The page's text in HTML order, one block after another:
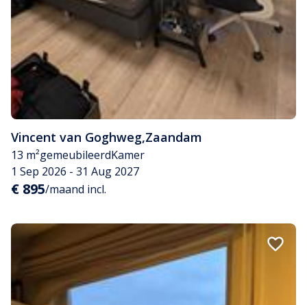
Vincent van Goghweg,Zaandam
13 m²gemeubileerdKamer
1 Sep 2026 - 31 Aug 2027
€ 895/maand incl.